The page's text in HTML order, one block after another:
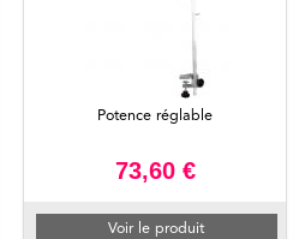
Potence réglable
73,60 €
Voir le produit